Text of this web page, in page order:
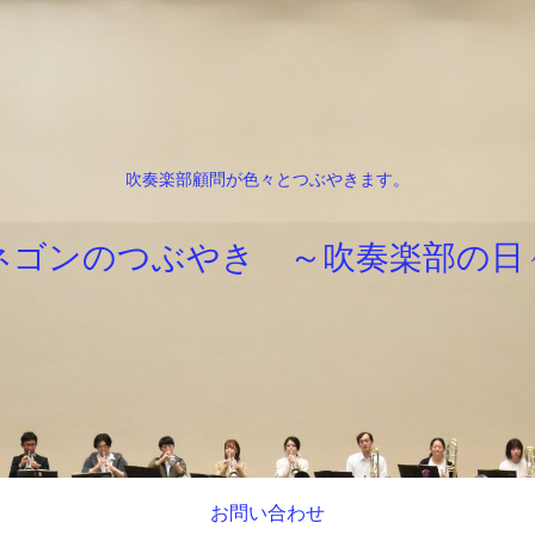
吹奏楽部顧問が色々とつぶやきます。
ゴンのつぶやき ～吹奏楽部の日
お問い合わせ